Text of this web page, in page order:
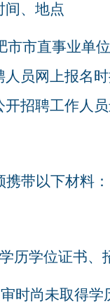
间、地点
市市直事业单
员网上报名
招聘工作人
携带以下材料：
历学位证书
时尚未取得